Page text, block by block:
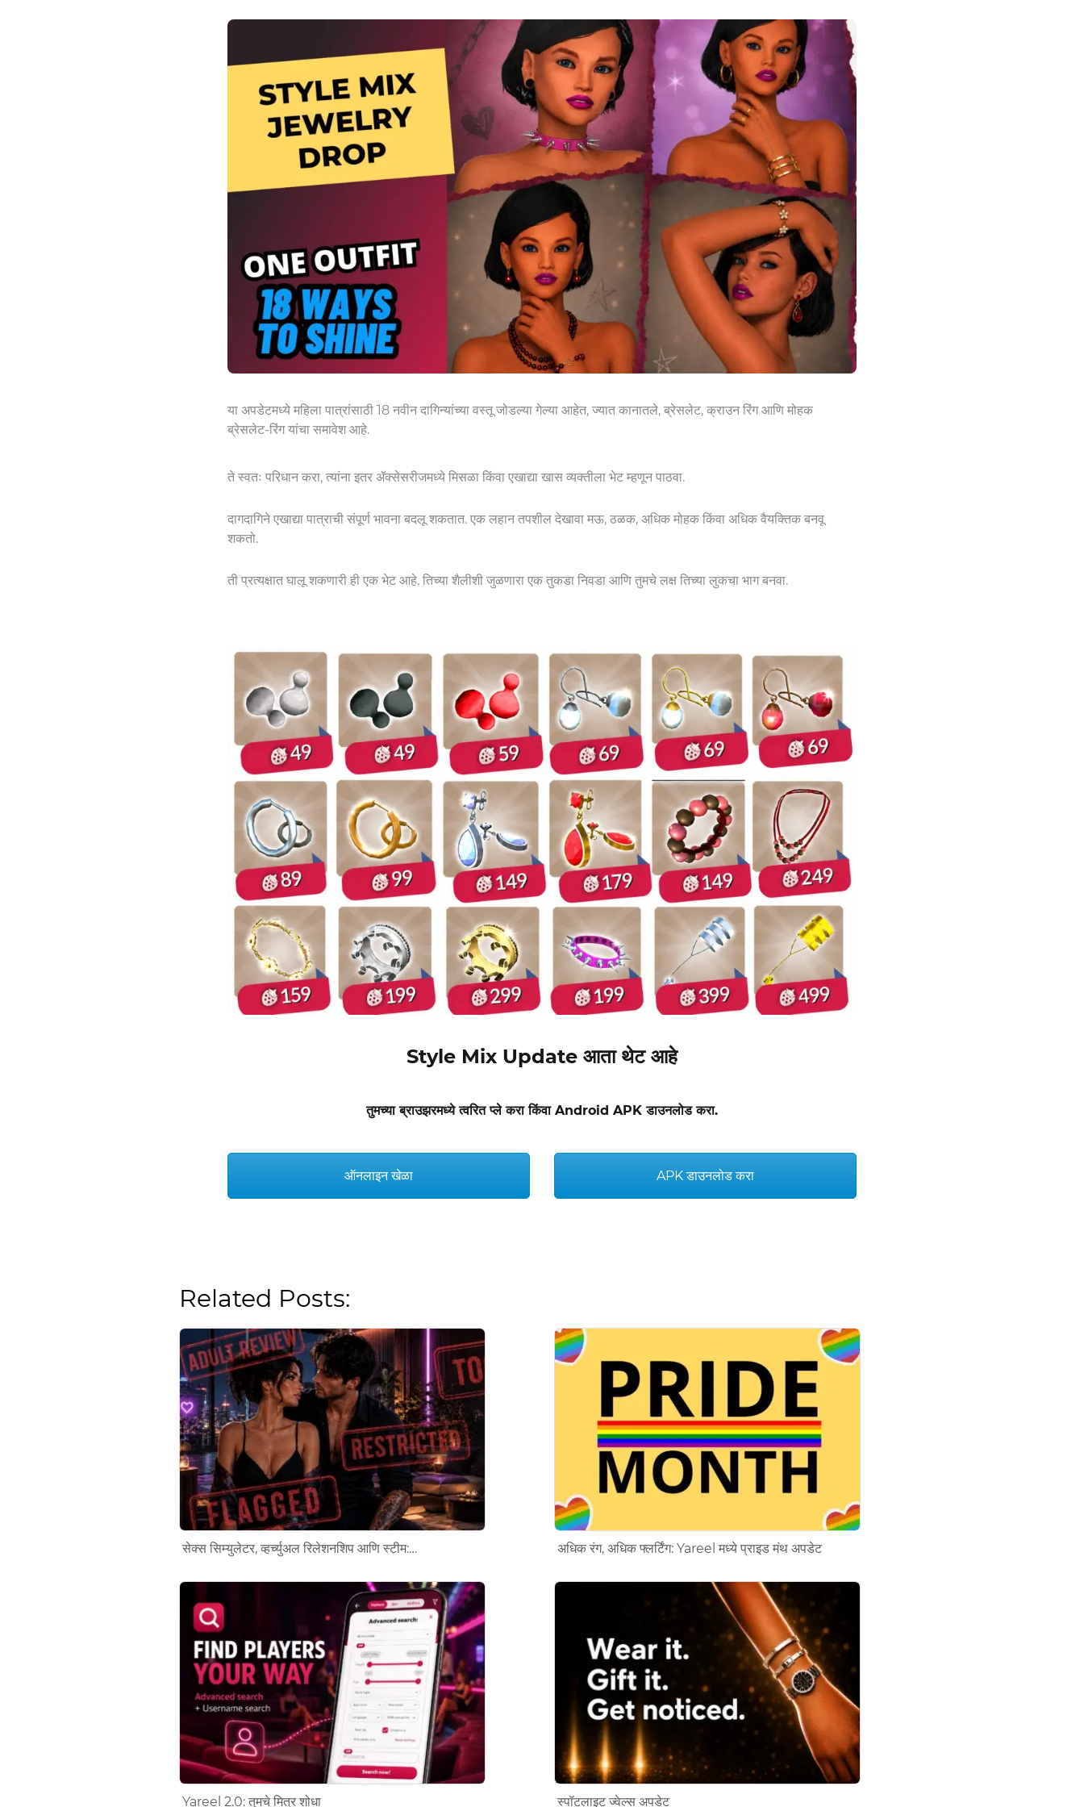
या अपडेटमध्ये महिला पात्रांसाठी 18 नवीन दागिन्यांच्या वस्तू जोडल्या गेल्या आहेत, ज्यात कानातले, ब्रेसलेट, क्राउन रिंग आणि मोहक
ब्रेसलेट-रिंग यांचा समावेश आहे.
ते स्वतः परिधान करा, त्यांना इतर ॲक्सेसरीजमध्ये मिसळा किंवा एखाद्या खास व्यक्तीला भेट म्हणून पाठवा.
दागदागिने एखाद्या पात्राची संपूर्ण भावना बदलू शकतात. एक लहान तपशील देखावा मऊ, ठळक, अधिक मोहक किंवा अधिक वैयक्तिक बनवू
शकतो.
ती प्रत्यक्षात घालू शकणारी ही एक भेट आहे. तिच्या शैलीशी जुळणारा एक तुकडा निवडा आणि तुमचे लक्ष तिच्या लुकचा भाग बनवा.
Style Mix Update आता थेट आहे
तुमच्या ब्राउझरमध्ये त्वरित प्ले करा किंवा Android APK डाउनलोड करा.
ऑनलाइन खेळा APK डाउनलोड करा
Related Posts:
सेक्स सिम्युलेटर, व्हर्च्युअल रिलेशनशिप आणि स्टीम:… अधिक रंग, अधिक फ्लर्टिंग: Yareel मध्ये प्राइड मंथ अपडेट
Yareel 2.0: तुमचे मित्र शोधा स्पॉटलाइट ज्वेल्स अपडेट